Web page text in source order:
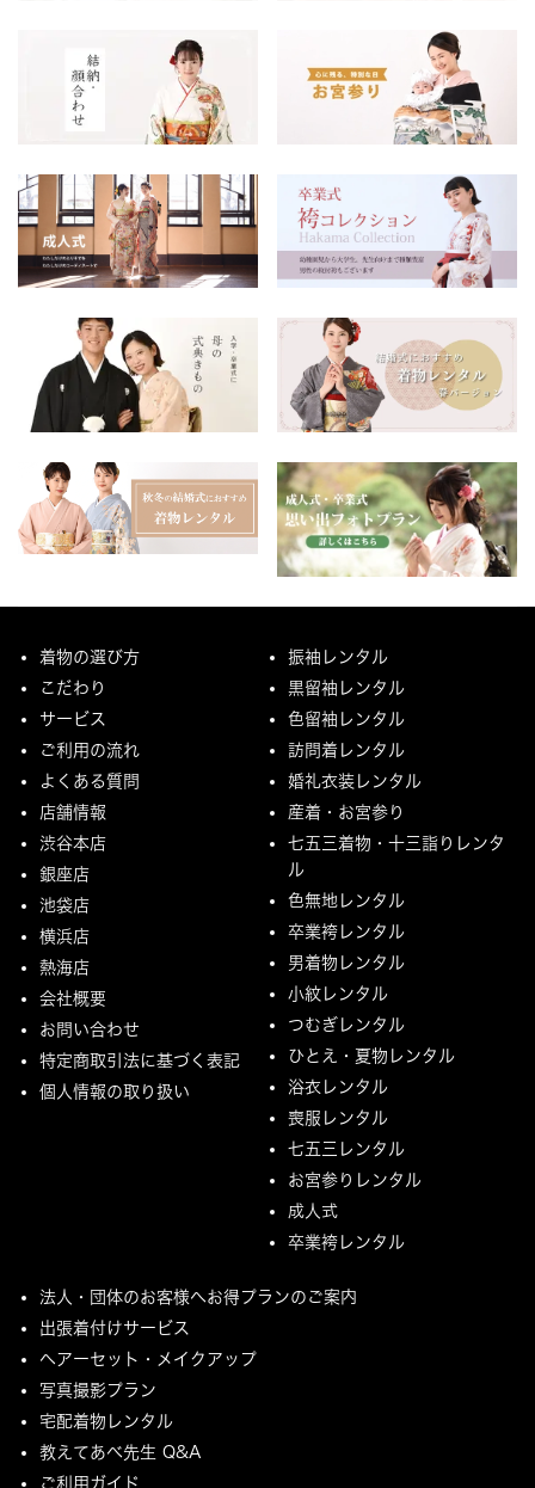
着物の選び方
こだわり
サービス
ご利用の流れ
よくある質問
店舗情報
渋谷本店
銀座店
池袋店
横浜店
熱海店
会社概要
お問い合わせ
特定商取引法に基づく表記
個人情報の取り扱い
振袖レンタル
黒留袖レンタル
色留袖レンタル
訪問着レンタル
婚礼衣装レンタル
産着・お宮参り
七五三着物・十三詣りレンタ
ル
色無地レンタル
卒業袴レンタル
男着物レンタル
小紋レンタル
つむぎレンタル
ひとえ・夏物レンタル
浴衣レンタル
喪服レンタル
七五三レンタル
お宮参りレンタル
成人式
卒業袴レンタル
法人・団体のお客様へお得プランのご案内
出張着付けサービス
ヘアーセット・メイクアップ
写真撮影プラン
宅配着物レンタル
教えてあべ先生 Q&A
ご利用ガイド